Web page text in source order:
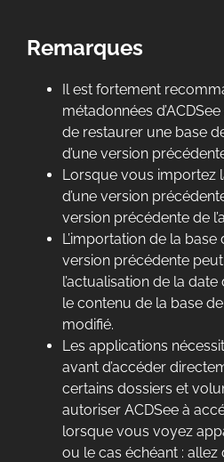
Remarques
Il est fortement
métadonnées
de restaurer une base
d’une version
Lorsque vous importez
d’une version
version précédente de
L’importation de la base
version précédente
l’actualisation de la
le contenu de la base de
modifié.
Les applications
avant d’accéder
certains dossiers et
autoriser ACDSee à
lorsque vous voyez
ou le cas échéant : allez